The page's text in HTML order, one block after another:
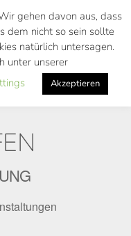
gehen davon aus, dass
dem nicht so sein sollte
natürlich untersagen.
unter unserer
Akzeptieren